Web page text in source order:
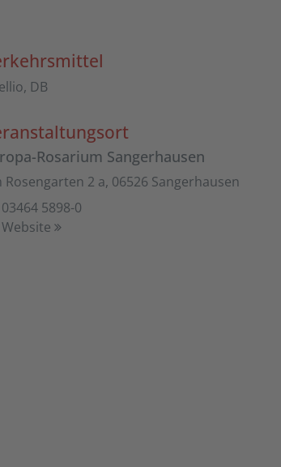
DB
Rosarium Sangerhausen
Rosengarten 2 a, 06526 Sangerhausen
03464 5898-0
Website